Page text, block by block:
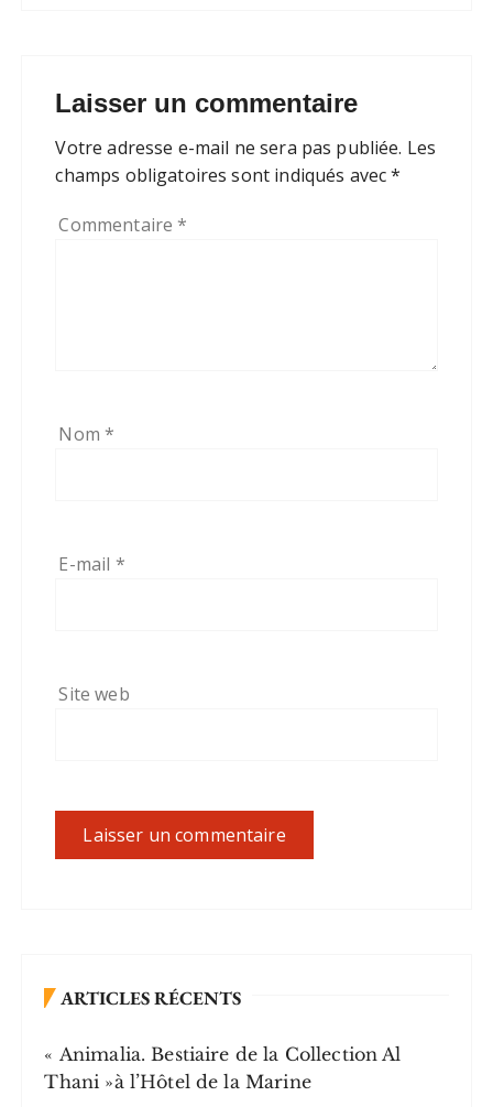
Laisser un commentaire
Votre adresse e-mail ne sera pas publiée. Les
champs obligatoires sont indiqués avec*
Commentaire*
Nom*
E-mail *
Site web
ARTICLES RÉCENTS
« Animalia. Bestiaire de la Collection Al
Thani »à l’Hôtel de la Marine